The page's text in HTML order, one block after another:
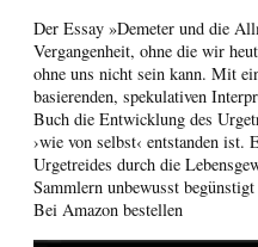
Der Essay »Demeter und die
Vergangenheit, ohne die wir
ohne uns nicht sein kann. Mit
basierenden, spekulativen
Buch die Entwicklung des
›wie von selbst‹ entstanden ist.
Urgetreides durch die
Sammlern unbewusst
Bei Amazon bestellen